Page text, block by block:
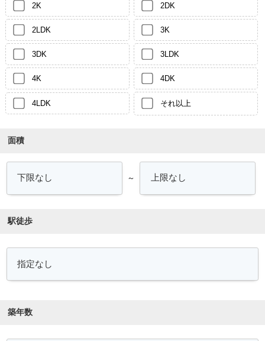
2K 2DK
2LDK 3K
3DK 3LDK
4K 4DK
4LDK それ以上
面積
～
駅徒歩
築年数